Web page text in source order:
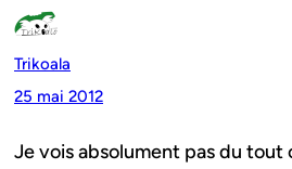
Trikoala
25 mai 2012
Je vois absolument pas du tout